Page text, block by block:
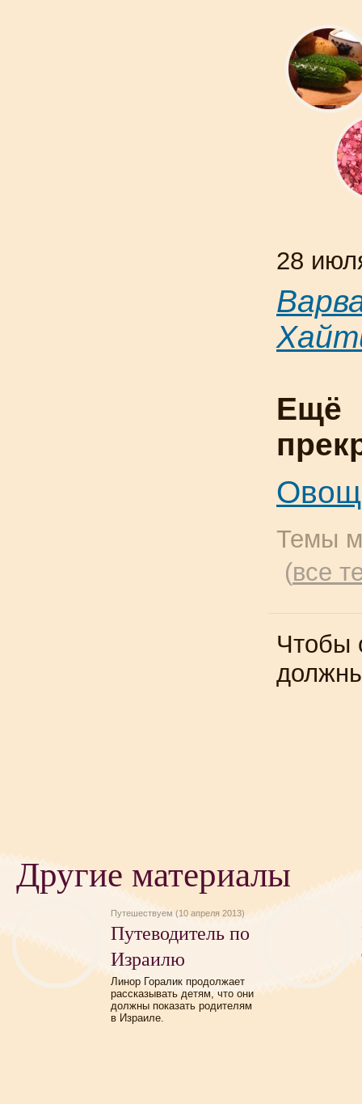
28
Ещё
Темы
(все
Чтобы
Другие материалы
Путешествуем (10 апреля 2013)
Путеводитель по
Израилю
Линор Горалик продолжает
рассказывать детям, что они
должны показать родителям
в Израиле.